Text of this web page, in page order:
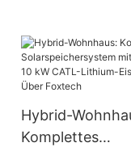
Hybrid-
Komplettes